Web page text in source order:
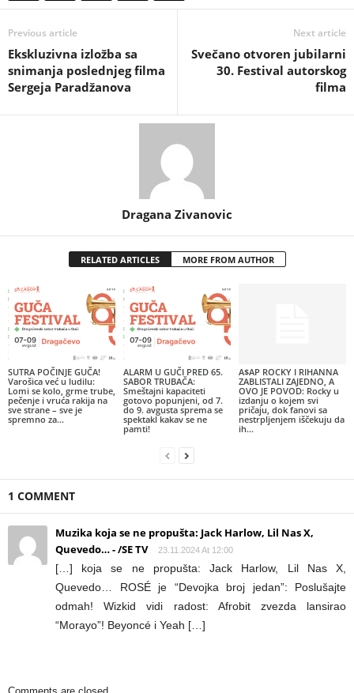
Previous article
Ekskluzivna izložba sa
snimanja poslednjeg filma
Sergeja Paradžanova
Next article
Svečano otvoren jubilarni
30. Festival autorskog
filma
Dragana Zivanovic
RELATED ARTICLES MORE FROM AUTHOR
SUTRA POČINJE GUČA!
Varošica već u ludilu:
Lomi se kolo, grme trube,
pečenje i vruća rakija na
sve strane – sve je
spremno za...
ALARM U GUČI PRED 65.
SABOR TRUBAČA:
Smeštajni kapaciteti
gotovo popunjeni, od 7.
do 9. avgusta sprema se
spektakl kakav se ne
pamti!
A$AP ROCKY I RIHANNA
ZABLISTALI ZAJEDNO, A
OVO JE POVOD: Rocky u
izdanju o kojem svi
pričaju, dok fanovi sa
nestrpljenjem iščekuju da
ih...
1 COMMENT
Muzika koja se ne propušta: Jack Harlow, Lil Nas X,
Quevedo… - /SE TV
23.11.2024 At 12:00
[…] koja se ne propušta: Jack Harlow, Lil Nas X,
Quevedo… ROSÉ je “Devojka broj jedan”: Poslušajte
odmah! Wizkid vidi radost: Afrobit zvezda lansirao
“Morayo”! Beyoncé i Yeah […]